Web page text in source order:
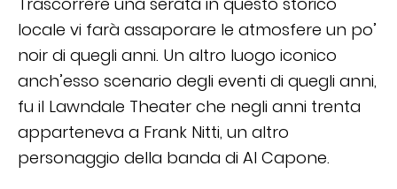
locale vi farà assaporare le atmosfere un po’
noir di quegli anni. Un altro luogo iconico
anch’esso scenario degli eventi di quegli anni,
fu il Lawndale Theater che negli anni trenta
apparteneva a Frank Nitti, un altro
personaggio della banda di Al Capone.